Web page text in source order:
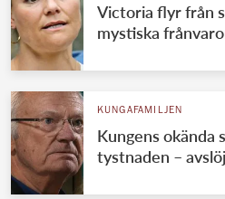
Victoria flyr från
mystiska
KUNGAFAMILJEN
Kungens
tystnaden –